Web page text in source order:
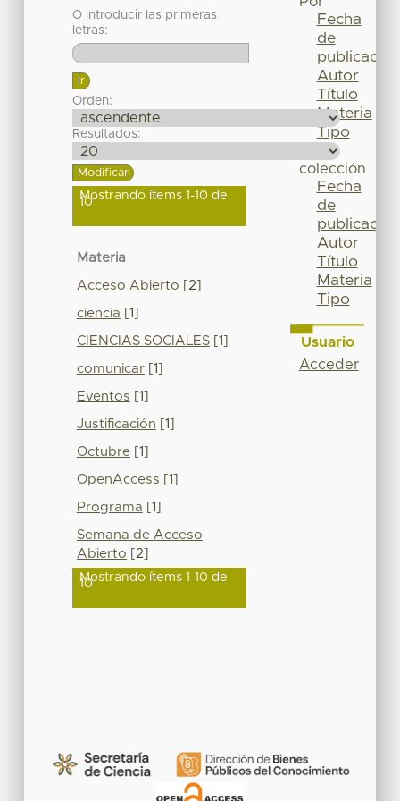
O introducir las primeras
letras:
Orden:
Resultados:
Mostrando ítems 1-10 de
10
Materia
Acceso Abierto [2]
ciencia [1]
CIENCIAS SOCIALES[1]
comunicar[1]
Eventos [1]
Justificación [1]
Octubre[1]
OpenAccess [1]
Programa [1]
Semana de Acceso
Abierto [2]
Mostrando ítems 1-10 de
10
Fecha
de
publicación
Autor
Título
Materia
Tipo
colección
Fecha
de
publicación
Autor
Título
Materia
Tipo
Usuario
Acceder